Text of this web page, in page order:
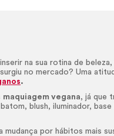
na sua rotina de
no mercado? Uma
.
maquiagem vegana, já que
blush, iluminador,
mudança por hábitos mais